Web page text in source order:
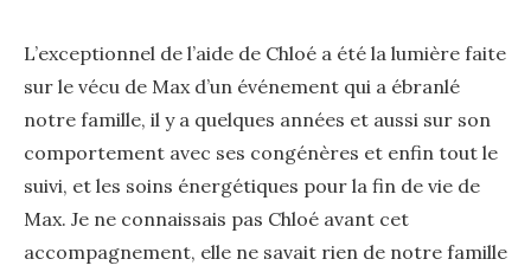
L’exceptionnel de l’aide de Chloé a été la lumière faite
sur le vécu de Max d’un événement qui a ébranlé
notre famille, il y a quelques années et aussi sur son
comportement avec ses congénères et enfin tout le
suivi, et les soins énergétiques pour la fin de vie de
Max. Je ne connaissais pas Chloé avant cet
accompagnement, elle ne savait rien de notre famille